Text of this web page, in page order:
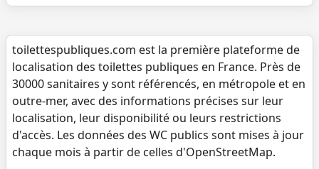
toilettespubliques.com est la première plateforme de
localisation des toilettes publiques en France. Près de
30000 sanitaires y sont référencés, en métropole et en
outre-mer, avec des informations précises sur leur
localisation, leur disponibilité ou leurs restrictions
d'accès. Les données des WC publics sont mises à jour
chaque mois à partir de celles d'OpenStreetMap.